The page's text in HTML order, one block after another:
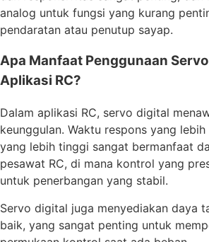
analog untuk fungsi yang kurang
pendaratan atau penutup sayap.
Apa Manfaat Penggunaan
Aplikasi RC?
Dalam aplikasi RC, servo digital
keunggulan. Waktu respons yang
yang lebih tinggi sangat bermanfaat
pesawat RC, di mana kontrol yang
untuk penerbangan yang stabil.
Servo digital juga menyediakan daya
baik, yang sangat penting untuk